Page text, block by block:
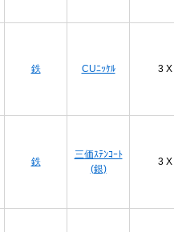
鉄 CUﾆｯｹﾙ 3 X
鉄
三価ｽﾃﾝｺｰﾄ
(銀)
3 X